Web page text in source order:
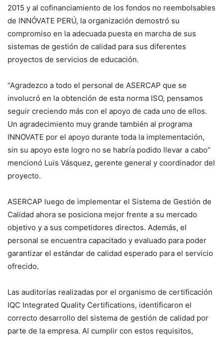
2015 y al cofinanciamiento de los fondos no reembolsables
de INNÓVATE PERÚ, la organización demostró su
compromiso en la adecuada puesta en marcha de sus
sistemas de gestión de calidad para sus diferentes
proyectos de servicios de educación.
“Agradezco a todo el personal de ASERCAP que se
involucró en la obtención de esta norma ISO, pensamos
seguir creciendo más con el apoyo de cada uno de ellos.
Un agradecimiento muy grande también al programa
INNOVATE por el apoyo durante toda la implementación,
sin su apoyo este logro no se habría podido llevar a cabo”
mencionó Luis Vásquez, gerente general y coordinador del
proyecto.
ASERCAP luego de implementar el Sistema de Gestión de
Calidad ahora se posiciona mejor frente a su mercado
objetivo y a sus competidores directos. Además, el
personal se encuentra capacitado y evaluado para poder
garantizar el estándar de calidad esperado para el servicio
ofrecido.
Las auditorías realizadas por el organismo de certificación
IQC Integrated Quality Certifications, identificaron el
correcto desarrollo del sistema de gestión de calidad por
parte de la empresa. Al cumplir con estos requisitos,